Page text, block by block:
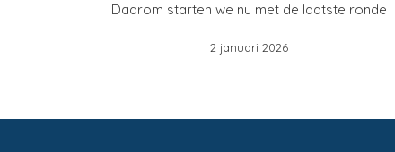
Daarom starten we nu met de laatste ronde
2 januari 2026